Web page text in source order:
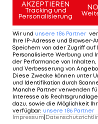
AKZEPTIEREN
Tracking und
Personalisierung
Wir und unsere 186 Partner
Ihre IP-Adresse und
Speichern von oder Zugriff
Personalisierte Werbung und
der Performance von
und Verbesserung von
Diese Zwecke können unter
und Identifikation durch
Manche Partner verwenden
Interesse als
dazu, sowie die Möglichkeit
verfügbar: unsere 186 Partner
Impressum